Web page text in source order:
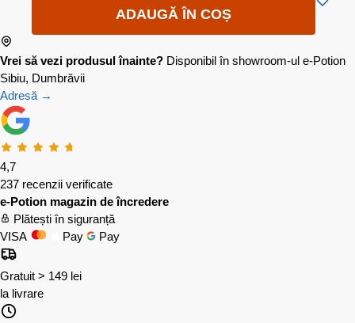
ADAUGĂ ÎN COȘ
Vrei să vezi produsul înainte? Disponibil în showroom-ul e-Potion
Sibiu, Dumbrăvii
Adresă →
4,7
237 recenzii verificate
e-Potion magazin de încredere
Plătești în siguranță
VISA
Pay Pay
Gratuit > 149 lei
la livrare